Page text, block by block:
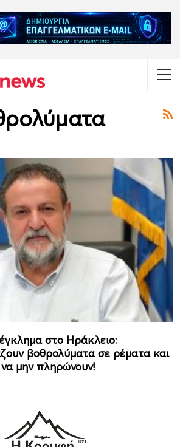
στο Ηράκλειο:
βοθρολύματα σε ρέματα και
να μην πληρώνουν!